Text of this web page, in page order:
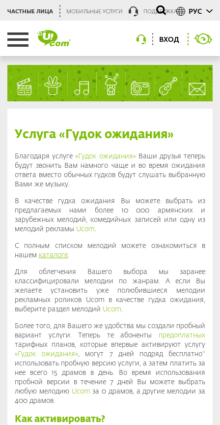
ЧАСТНЫЕ ЛИЦА МОБИЛЬНЫЕ УСЛУГИ ПОДДЕРЖКА РУС
ВХОД
Услуга «Гудок ожидания»
Благодаря услуге «Гудок ожидания»Ваши друзья теперь
будут звонить Вам намного чаще и во время ожидания
ответа вместо обычных гудков будут слушать выбранную
Вами же музыку.
В качестве гудка ожидания Вы можете выбрать из
предлагаемых нами более 10 000 армянских и
зарубежных мелодий, комедийных записей или одну из
мелодий рекламы Ucom.
С полным списком мелодий можете ознакомиться в
нашем каталоге.
Для облегчения Вашего выбора мы заранее
классифицировали мелодии по жанрам. А если Вы
желаете установить уже полюбившиеся мелодии
рекламных роликов Ucom в качестве гудка ожидания,
выберите раздел мелодий Ucom.
Более того, для Вашего же удобства мы создали пробный
вариант услуги. Теперь те абоненты предоплатных
тарифных планов, которые впервые активируют услугу
«Гудок ожидания», могут 7 дней подряд бесплатно*
использовать пробную версию услуги, а затем платить за
нее всего 15 драмов в день. Во время использования
пробной версии в течение 7 дней Вы можете выбрать
любую мелодию Ucom за 0 драмов, а другие мелодии за
400 драмов.
Как активировать?